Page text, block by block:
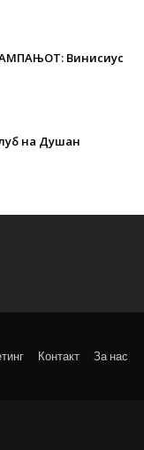
Винисиус
на Душан
Контакт За нас